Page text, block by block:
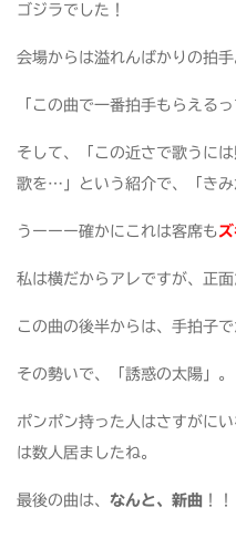
ゴジラでした！
会場からは溢れんばかりの拍手
「この曲で一番拍手もらえる
そして、「この近さで歌うに
歌を…」という紹介で、「きみ
うーーー確かにこれは客席も
私は横だからアレですが、正
この曲の後半からは、手拍子
その勢いで、「誘惑の太陽」。
ポンポン持った人はさすがに
は数人居ましたね。
最後の曲は、 なんと、新曲 ！！